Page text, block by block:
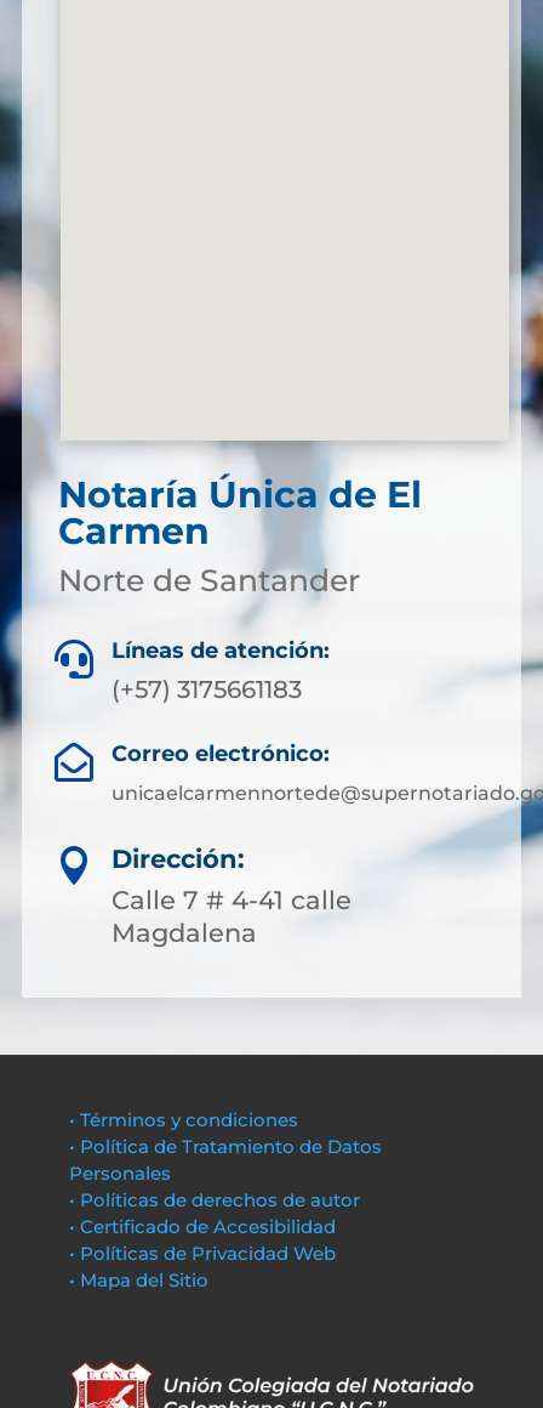
Notaría Única de El
Carmen
Norte de Santander
 Líneas de atención:
(+57) 3175661183
 Correo electrónico:

Dirección:
Calle 7 # 4-41 calle
Magdalena
• Términos y condiciones
• Política de Tratamiento de Datos
Personales
• Políticas de derechos de autor
• Certificado de Accesibilidad
• Políticas de Privacidad Web
• Mapa del Sitio